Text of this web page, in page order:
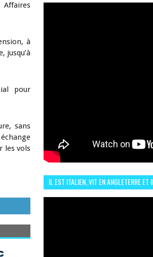
à
jusqu’à
pour
sans
les vols
IL EST ITALIEN, VIT EN ANGLETERRE ET